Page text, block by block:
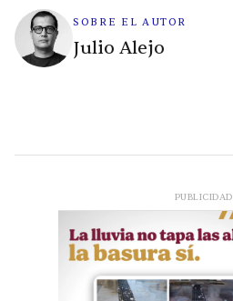
SOBRE EL AUTOR
Julio Alejo
PUBLICIDAD